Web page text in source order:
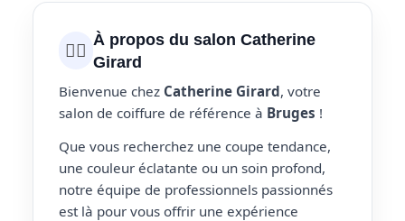
💇‍♀️ À propos du salon Catherine
Girard
Bienvenue chez Catherine Girard, votre
salon de coiffure de référence à Bruges !
Que vous recherchez une coupe tendance,
une couleur éclatante ou un soin profond,
notre équipe de professionnels passionnés
est là pour vous offrir une expérience